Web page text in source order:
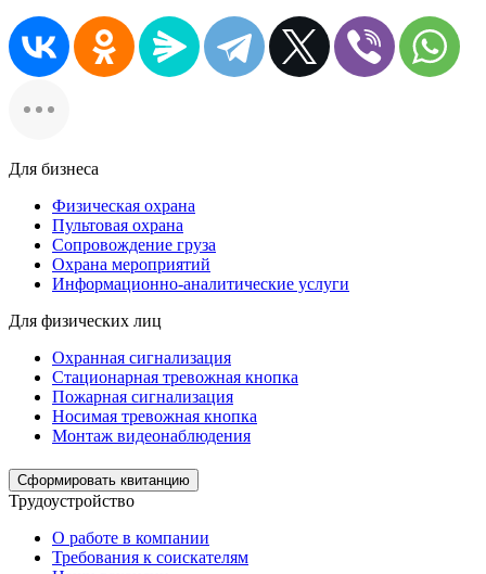
Для бизнеса
Физическая охрана
Пультовая охрана
Сопровождение груза
Охрана мероприятий
Информационно-аналитические услуги
Для физических лиц
Охранная сигнализация
Стационарная тревожная кнопка
Пожарная сигнализация
Носимая тревожная кнопка
Монтаж видеонаблюдения
Сформировать квитанцию
Трудоустройство
О работе в компании
Требования к соискателям